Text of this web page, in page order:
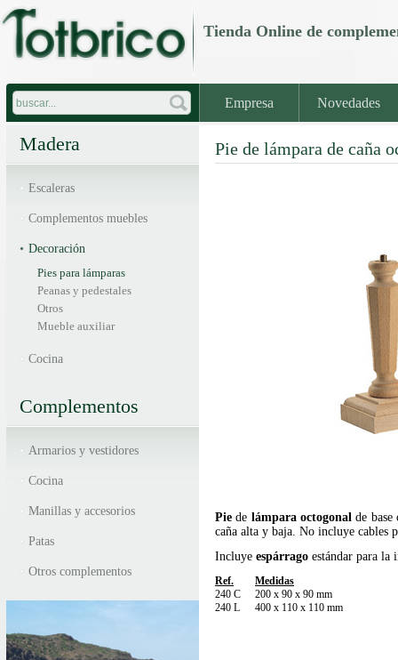
Tienda Online de
Empresa Novedades
Madera
Escaleras
Complementos muebles
Decoración
Pies para lámparas
Peanas y pedestales
Otros
Mueble auxiliar
Cocina
Complementos
Armarios y vestidores
Cocina
Manillas y accesorios
Patas
Otros complementos
Pie de lámpara de caña
Piede lámpara octogonalde base
caña alta y baja. No incluye cables
Incluye espárrago estándar para la
Ref.
Medidas
240 C
200 x 90 x 90 mm
240 L
400 x 110 x 110 mm